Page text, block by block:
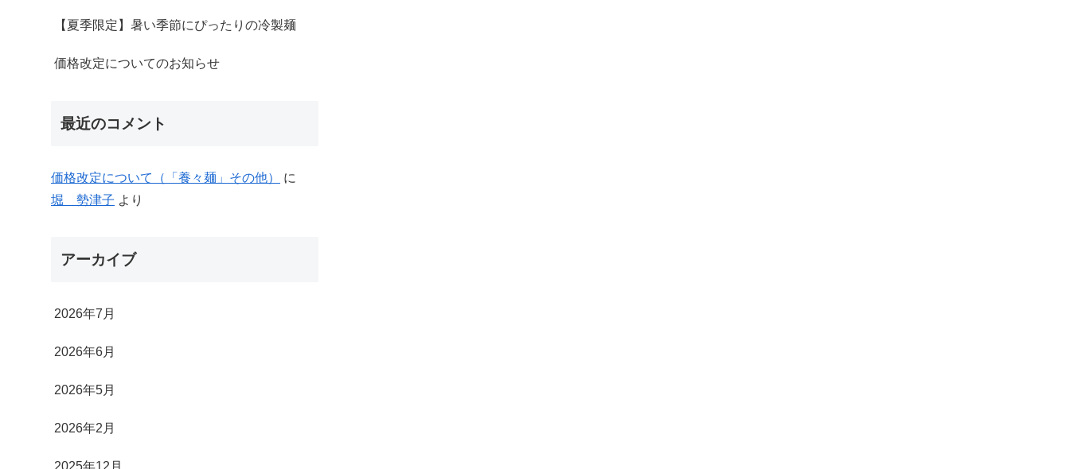
【夏季限定】暑い季節にぴったりの冷製麺
価格改定についてのお知らせ
最近のコメント
価格改定について（「養々麺」その他）
に
堀 勢津子 より
アーカイブ
2026年7月
2026年6月
2026年5月
2026年2月